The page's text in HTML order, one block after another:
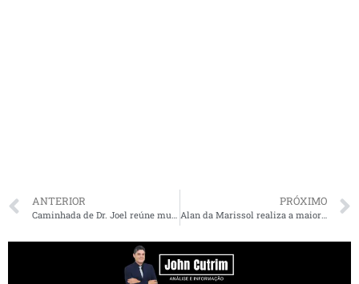
ANTERIOR PRÓXIMO
Alan da Marissol realiza a maior carreata da história de Balsas